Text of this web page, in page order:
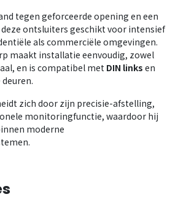
tegen geforceerde opening en een
ontsluiters geschikt voor intensief
als commerciële omgevingen.
maakt installatie eenvoudig, zowel
en is compatibel met DIN links en
zich door zijn precisie-afstelling,
monitoringfunctie, waardoor hij
moderne